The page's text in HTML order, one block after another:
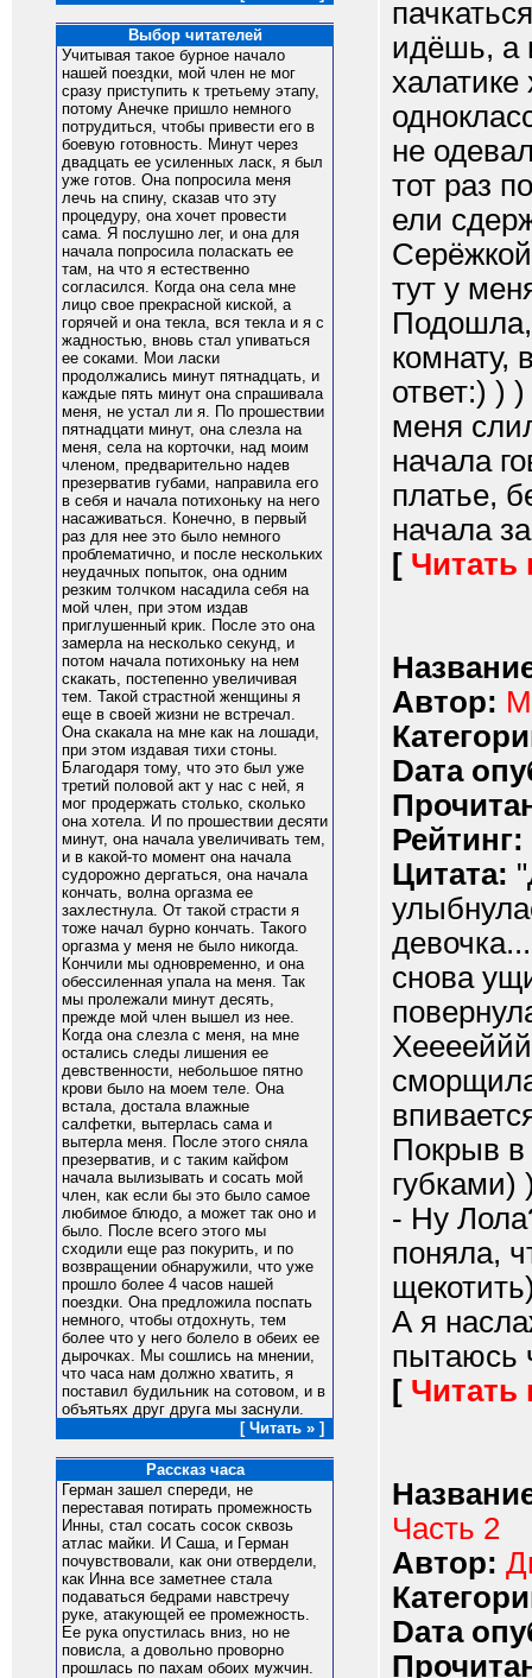
Выбор читателей
Учитывая такое бурное начало
нашей поездки, мой член не мог
сразу приступить к третьему этапу,
потому Анечке пришло немного
потрудиться, чтобы привести его в
боевую готовность. Минут через
двадцать ее усиленных ласк, я был
уже готов. Она попросила меня
лечь на спину, сказав что эту
процедуру, она хочет провести
сама. Я послушно лег, и она для
начала попросила поласкать ее
там, на что я естественно
согласился. Когда она села мне
лицо свое прекрасной киской, а
горячей и она текла, вся текла и я с
жадностью, вновь стал упиваться
ее соками. Мои ласки
продолжались минут пятнадцать, и
каждые пять минут она спрашивала
меня, не устал ли я. По прошествии
пятнадцати минут, она слезла на
меня, села на корточки, над моим
членом, предварительно надев
презерватив губами, направила его
в себя и начала потихоньку на него
насаживаться. Конечно, в первый
раз для нее это было немного
проблематично, и после нескольких
неудачных попыток, она одним
резким толчком насадила себя на
мой член, при этом издав
приглушенный крик. После это она
замерла на несколько секунд, и
потом начала потихоньку на нем
скакать, постепенно увеличивая
тем. Такой страстной женщины я
еще в своей жизни не встречал.
Она скакала на мне как на лошади,
при этом издавая тихи стоны.
Благодаря тому, что это был уже
третий половой акт у нас с ней, я
мог продержать столько, сколько
она хотела. И по прошествии десяти
минут, она начала увеличивать тем,
и в какой-то момент она начала
судорожно дергаться, она начала
кончать, волна оргазма ее
захлестнула. От такой страсти я
тоже начал бурно кончать. Такого
оргазма у меня не было никогда.
Кончили мы одновременно, и она
обессиленная упала на меня. Так
мы пролежали минут десять,
прежде мой член вышел из нее.
Когда она слезла с меня, на мне
остались следы лишения ее
девственности, небольшое пятно
крови было на моем теле. Она
встала, достала влажные
салфетки, вытерлась сама и
вытерла меня. После этого сняла
презерватив, и с таким кайфом
начала вылизывать и сосать мой
член, как если бы это было самое
любимое блюдо, а может так оно и
было. После всего этого мы
сходили еще раз покурить, и по
возвращении обнаружили, что уже
прошло более 4 часов нашей
поездки. Она предложила поспать
немного, чтобы отдохнуть, тем
более что у него болело в обеих ее
дырочках. Мы сошлись на мнении,
что часа нам должно хватить, я
поставил будильник на сотовом, и в
объятьях друг друга мы заснули.
[ Читать » ]
Рассказ часа
Герман зашел спереди, не
переставая потирать промежность
Инны, стал сосать сосок сквозь
атлас майки. И Саша, и Герман
почувствовали, как они отвердели,
как Инна все заметнее стала
подаваться бедрами навстречу
руке, атакующей ее промежность.
Ее рука опустилась вниз, но не
повисла, а довольно проворно
прошлась по пахам обоих мужчин.
идёшь, а
не
тот раз
ели
тут у
Подошла,
комнату,
ответ:) )
меня
начала
платье,
начала
[ Читать
Автор:
Dата
Рейтинг:
Цитата:
снова
Покрыв в
губками)
- Ну
поняла,
А я
пытаюсь
[ Читать
Часть 2
Автор:
Dата